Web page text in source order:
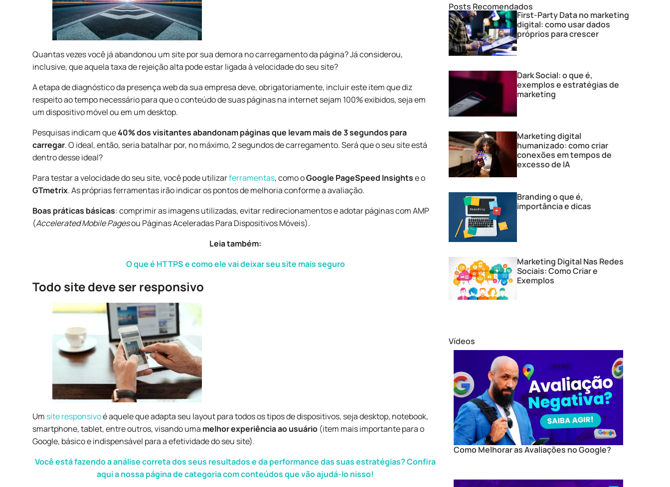
Quantas vezes você já abandonou um site por sua demora no carregamento da página? Já considerou,
inclusive, que aquela taxa de rejeição alta pode estar ligada à velocidade do seu site?
A etapa de diagnóstico da presença web da sua empresa deve, obrigatoriamente, incluir este item que diz
respeito ao tempo necessário para que o conteúdo de suas páginas na internet sejam 100% exibidos, seja em
um dispositivo móvel ou em um desktop.
Pesquisas indicam que40% dos visitantes abandonam páginas que levam mais de 3 segundos para
carregar. O ideal, então, seria batalhar por, no máximo, 2 segundos de carregamento. Será que o seu site está
dentro desse ideal?
Para testar a velocidade do seu site, você pode utilizarferramentas, como oGoogle PageSpeed Insightse o
GTmetrix. As próprias ferramentas irão indicar os pontos de melhoria conforme a avaliação.
Boas práticas básicas: comprimir as imagens utilizadas, evitar redirecionamentos e adotar páginas com AMP
(Accelerated Mobile Pagesou Páginas Aceleradas Para Dispositivos Móveis).
Leia também:
O que é HTTPS e como ele vai deixar seu site mais seguro
Todo site deve ser responsivo
Um site responsivoé aquele que adapta seu layout para todos os tipos de dispositivos, seja desktop, notebook,
smartphone, tablet, entre outros, visando uma melhor experiência ao usuário (item mais importante para o
Google, básico e indispensável para a efetividade do seu site).
Você está fazendo a análise correta dos seus resultados e da performance das suas estratégias? Confira
aqui a nossa página de categoria com conteúdos que vão ajudá-lo nisso!
Posts Recomendados
First-Party Data no marketing
digital: como usar dados
próprios para crescer
Dark Social: o que é,
exemplos e estratégias de
marketing
Marketing digital
humanizado: como criar
conexões em tempos de
excesso de IA
Branding o que é,
importância e dicas
Marketing Digital Nas Redes
Sociais: Como Criar e
Exemplos
Vídeos
Como Melhorar as Avaliações no Google?